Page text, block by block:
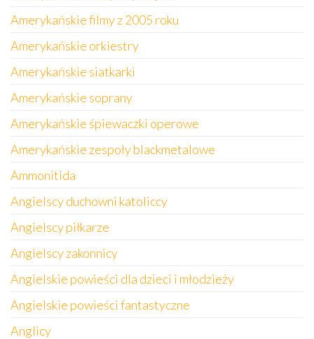
Amerykańskie filmy z 2005 roku
Amerykańskie orkiestry
Amerykańskie siatkarki
Amerykańskie soprany
Amerykańskie śpiewaczki operowe
Amerykańskie zespoły blackmetalowe
Ammonitida
Angielscy duchowni katoliccy
Angielscy piłkarze
Angielscy zakonnicy
Angielskie powieści dla dzieci i młodzieży
Angielskie powieści fantastyczne
Anglicy